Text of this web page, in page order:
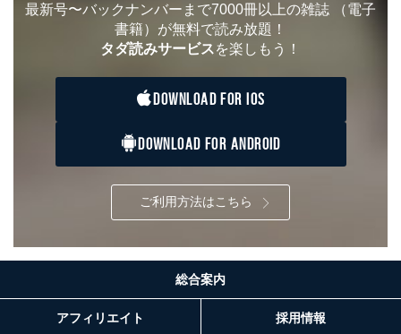
最新号〜バックナンバーまで7000冊以上の雑誌 （電子
書籍）が無料で読み放題！
タダ読みサービスを楽しもう！
DOWNLOAD FOR IOS
DOWNLOAD FOR ANDROID
ご利用方法はこちら
総合案内
アフィリエイト 採用情報